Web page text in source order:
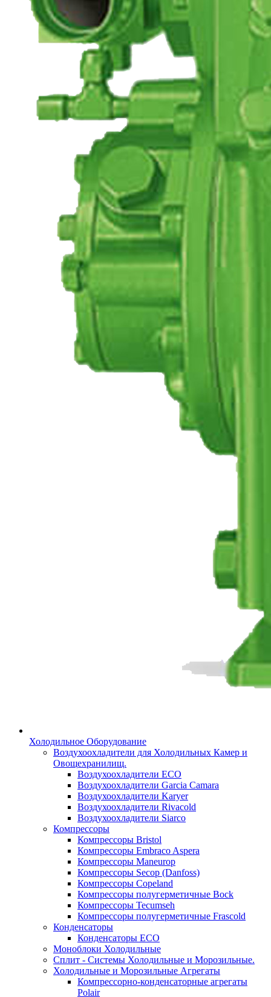
Холодильное Оборудование
Воздухоохладители для Холодильных Камер и
Овощехранилищ.
Воздухоохладители ECO
Воздухоохладители Garcia Camara
Воздухоохладители Karyer
Воздухоохладители Rivacold
Воздухоохладители Siarco
Компрессоры
Компрессоры Bristol
Компрессоры Embraco Aspera
Компрессоры Maneurop
Компрессоры Secop (Danfoss)
Компрессоры Copeland
Компрессоры полугерметичные Bock
Компрессоры Tecumseh
Компрессоры полугерметичные Frascold
Конденсаторы
Конденсаторы ECO
Моноблоки Холодильные
Сплит - Системы Холодильные и Морозильные.
Холодильные и Морозильные Агрегаты
Компрессорно-конденсаторные агрегаты
Polair